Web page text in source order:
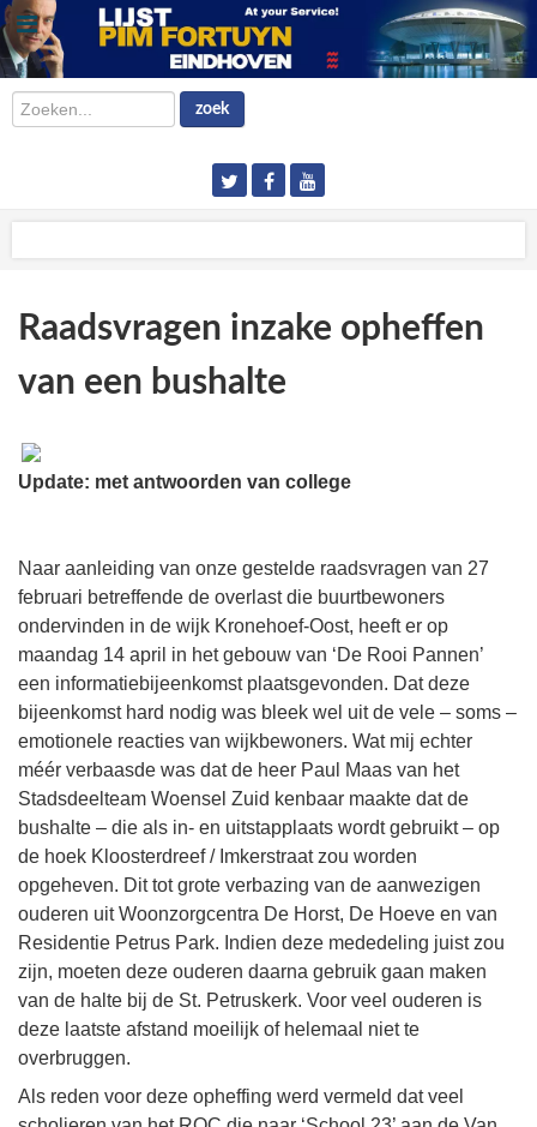
Zoeken... zoek
Raadsvragen inzake opheffen
van een bushalte
Update: met antwoorden van college
Naar aanleiding van onze gestelde raadsvragen van 27
februari betreffende de overlast die buurtbewoners
ondervinden in de wijk Kronehoef-Oost, heeft er op
maandag 14 april in het gebouw van ‘De Rooi Pannen’
een informatiebijeenkomst plaatsgevonden. Dat deze
bijeenkomst hard nodig was bleek wel uit de vele – soms –
emotionele reacties van wijkbewoners. Wat mij echter
méér verbaasde was dat de heer Paul Maas van het
Stadsdeelteam Woensel Zuid kenbaar maakte dat de
bushalte – die als in- en uitstapplaats wordt gebruikt – op
de hoek Kloosterdreef / Imkerstraat zou worden
opgeheven. Dit tot grote verbazing van de aanwezigen
ouderen uit Woonzorgcentra De Horst, De Hoeve en van
Residentie Petrus Park. Indien deze mededeling juist zou
zijn, moeten deze ouderen daarna gebruik gaan maken
van de halte bij de St. Petruskerk. Voor veel ouderen is
deze laatste afstand moeilijk of helemaal niet te
overbruggen.
Als reden voor deze opheffing werd vermeld dat veel